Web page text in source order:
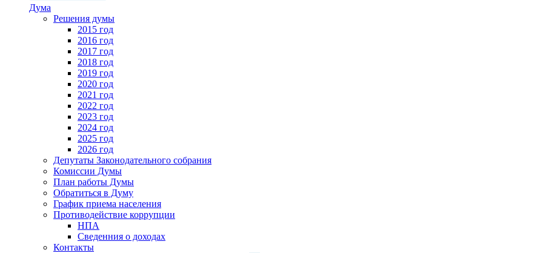
Дума
Решения думы
2015 год
2016 год
2017 год
2018 год
2019 год
2020 год
2021 год
2022 год
2023 год
2024 год
2025 год
2026 год
Депутаты Законодательного собрания
Комиссии Думы
План работы Думы
Обратиться в Думу
График приема населения
Противодействие коррупции
НПА
Сведенния о доходах
Контакты